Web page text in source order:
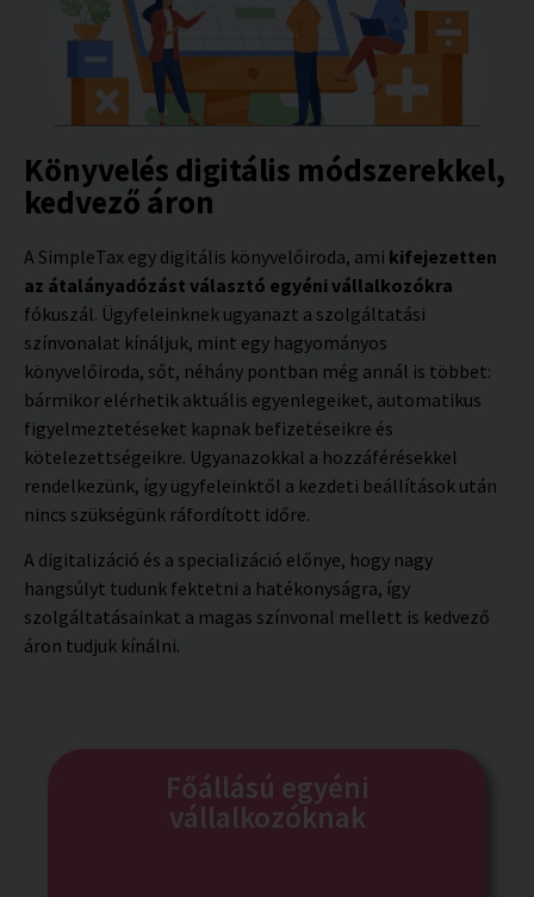
Könyvelés digitális módszerekkel,
kedvező áron
A SimpleTax egy digitális könyvelőiroda, ami kifejezetten
az átalányadózást választó egyéni vállalkozókra
fókuszál. Ügyfeleinknek ugyanazt a szolgáltatási
színvonalat kínáljuk, mint egy hagyományos
könyvelőiroda, sőt, néhány pontban még annál is többet:
bármikor elérhetik aktuális egyenlegeiket, automatikus
figyelmeztetéseket kapnak befizetéseikre és
kötelezettségeikre. Ugyanazokkal a hozzáférésekkel
rendelkezünk, így ügyfeleinktől a kezdeti beállítások után
nincs szükségünk ráfordított időre.
A digitalizáció és a specializáció előnye, hogy nagy
hangsúlyt tudunk fektetni a hatékonyságra, így
szolgáltatásainkat a magas színvonal mellett is kedvező
áron tudjuk kínálni.
Főállású egyéni
vállalkozóknak